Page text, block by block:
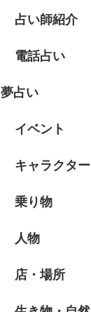
占い師紹介
電話占い
夢占い
イベント
キャラクター
乗り物
人物
店・場所